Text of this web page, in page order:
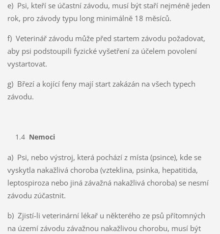
e) Psi, kteří se účastní závodu, musí být staří nejméně jeden
rok, pro závody typu long minimálně 18 měsíců.
f) Veterinář závodu může před startem závodu požadovat,
aby psi podstoupili fyzické vyšetření za účelem povolení
vystartovat.
g) Březí a kojící feny mají start zakázán na všech typech
závodu.
1.4 Nemoci
a) Psi, nebo výstroj, která pochází z místa (psince), kde se
vyskytla nakažlivá choroba (vzteklina, psinka, hepatitida,
leptospiroza nebo jiná závažná nakažlivá choroba) se nesmí
závodu zúčastnit.
b) Zjistí-li veterinární lékař u některého ze psů přítomných
na území závodu závažnou nakažlivou chorobu, musí být